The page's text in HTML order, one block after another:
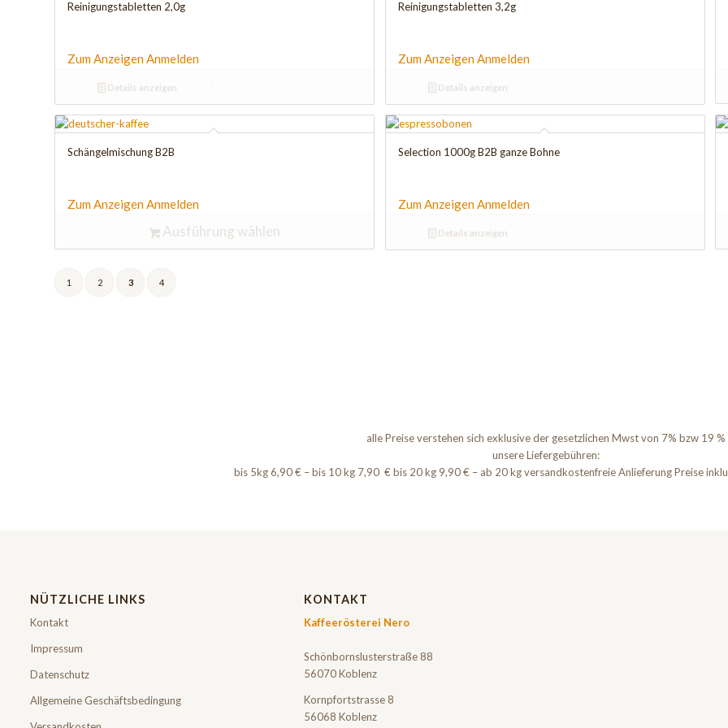
Reinigungstabletten 2,0g
Zum Anzeigen Anmelden
Details anzeigen
Reinigungstabletten 3,2g
Zum Anzeigen Anmelden
Details anzeigen
Schängelmischung B2B
Zum Anzeigen Anmelden
Ausführung wählen
Selection 1000g B2B ganze Bohne
Zum Anzeigen Anmelden
Details anzeigen
1 2 3 4
alle Preise verstehen sich exklusive der gesetzlichen Mwst von 7% bzw 19 %
unsere Liefergebühren:
bis 5kg 6,90 € – bis 10 kg 7,90 € bis 20 kg 9,90 € – ab 20 kg versandkostenfreie Anlieferung Preise
NÜTZLICHE LINKS
Kontakt
Impressum
Datenschutz
Allgemeine Geschäftsbedingung
KONTAKT
Kaffeerösterei Nero
Schönbornslusterstraße 88
56070 Koblenz
Kornpfortstrasse 8
56068 Koblenz